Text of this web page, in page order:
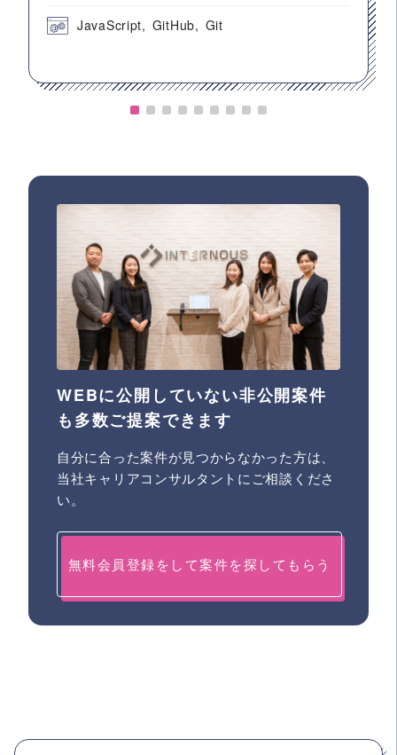
JavaScript GitHub Git
WEBに公開していない非公開案件
も多数ご提案できます
自分に合った案件が見つからなかった方は、
当社キャリアコンサルタントにご相談くださ
い。
無料会員登録をして案件を探してもらう